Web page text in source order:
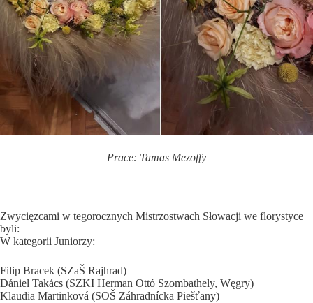
Prace: Tamas Mezoffy
Zwycięzcami w tegorocznych Mistrzostwach Słowacji we florystyce
byli:
W kategorii Juniorzy:
Filip Bracek (SZaŠ Rajhrad)
Dániel Takács (SZKI Herman Ottó Szombathely, Węgry)
Klaudia Martinková (SOŠ Záhradnícka Piešťany)